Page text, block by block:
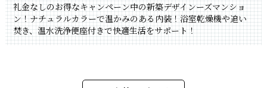
礼金なしのお得なキャンペーン中の新築デザインーズマンショ
ン！ナチュラルカラーで温かみのある内装！浴室乾燥機や追い
焚き、温水洗浄便座付きで快適生活をサポート！